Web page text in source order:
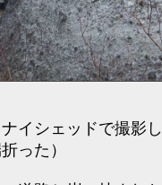
イシェッドで撮影
った）